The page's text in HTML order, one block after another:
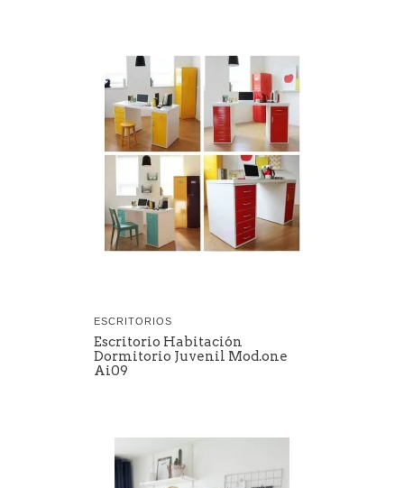
ESCRITORIOS
Escritorio Habitación
Dormitorio Juvenil Mod.one
Ai09